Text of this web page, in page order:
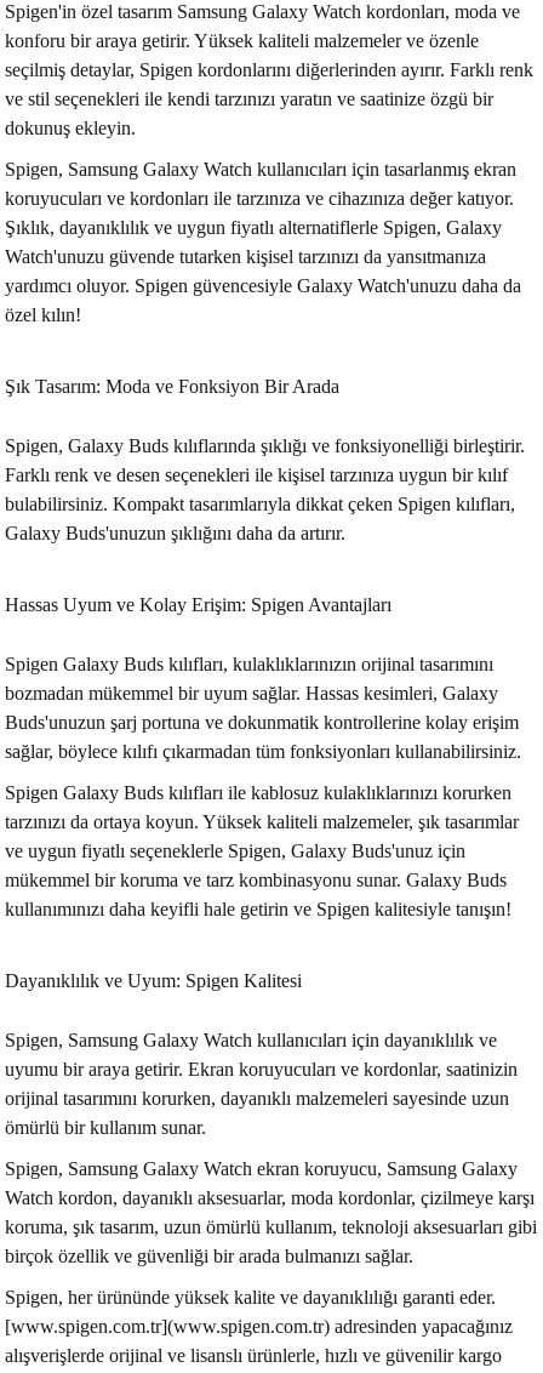
Spigen'in özel tasarım Samsung Galaxy Watch kordonları, moda ve
konforu bir araya getirir. Yüksek kaliteli malzemeler ve özenle
seçilmiş detaylar, Spigen kordonlarını diğerlerinden ayırır. Farklı renk
ve stil seçenekleri ile kendi tarzınızı yaratın ve saatinize özgü bir
dokunuş ekleyin.
Spigen, Samsung Galaxy Watch kullanıcıları için tasarlanmış ekran
koruyucuları ve kordonları ile tarzınıza ve cihazınıza değer katıyor.
Şıklık, dayanıklılık ve uygun fiyatlı alternatiflerle Spigen, Galaxy
Watch'unuzu güvende tutarken kişisel tarzınızı da yansıtmanıza
yardımcı oluyor. Spigen güvencesiyle Galaxy Watch'unuzu daha da
özel kılın!
Şık Tasarım: Moda ve Fonksiyon Bir Arada
Spigen, Galaxy Buds kılıflarında şıklığı ve fonksiyonelliği birleştirir.
Farklı renk ve desen seçenekleri ile kişisel tarzınıza uygun bir kılıf
bulabilirsiniz. Kompakt tasarımlarıyla dikkat çeken Spigen kılıfları,
Galaxy Buds'unuzun şıklığını daha da artırır.
Hassas Uyum ve Kolay Erişim: Spigen Avantajları
Spigen Galaxy Buds kılıfları, kulaklıklarınızın orijinal tasarımını
bozmadan mükemmel bir uyum sağlar. Hassas kesimleri, Galaxy
Buds'unuzun şarj portuna ve dokunmatik kontrollerine kolay erişim
sağlar, böylece kılıfı çıkarmadan tüm fonksiyonları kullanabilirsiniz.
Spigen Galaxy Buds kılıfları ile kablosuz kulaklıklarınızı korurken
tarzınızı da ortaya koyun. Yüksek kaliteli malzemeler, şık tasarımlar
ve uygun fiyatlı seçeneklerle Spigen, Galaxy Buds'unuz için
mükemmel bir koruma ve tarz kombinasyonu sunar. Galaxy Buds
kullanımınızı daha keyifli hale getirin ve Spigen kalitesiyle tanışın!
Dayanıklılık ve Uyum: Spigen Kalitesi
Spigen, Samsung Galaxy Watch kullanıcıları için dayanıklılık ve
uyumu bir araya getirir. Ekran koruyucuları ve kordonlar, saatinizin
orijinal tasarımını korurken, dayanıklı malzemeleri sayesinde uzun
ömürlü bir kullanım sunar.
Spigen, Samsung Galaxy Watch ekran koruyucu, Samsung Galaxy
Watch kordon, dayanıklı aksesuarlar, moda kordonlar, çizilmeye karşı
koruma, şık tasarım, uzun ömürlü kullanım, teknoloji aksesuarları gibi
birçok özellik ve güvenliği bir arada bulmanızı sağlar.
Spigen, her ürününde yüksek kalite ve dayanıklılığı garanti eder.
[www.spigen.com.tr](www.spigen.com.tr) adresinden yapacağınız
alışverişlerde orijinal ve lisanslı ürünlerle, hızlı ve güvenilir kargo